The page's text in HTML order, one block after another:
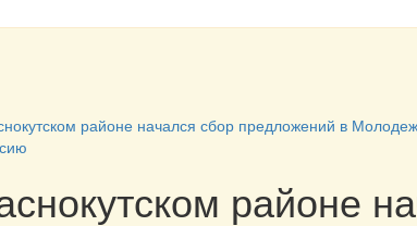
районе начался сбор предложений в
районе